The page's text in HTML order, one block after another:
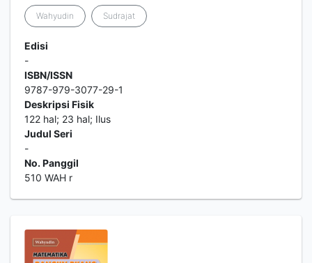
Wahyudin Sudrajat
Edisi
-
ISBN/ISSN
9787-979-3077-29-1
Deskripsi Fisik
122 hal; 23 hal; Ilus
Judul Seri
-
No. Panggil
510 WAH r